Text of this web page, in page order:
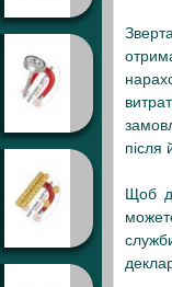
після
Щоб